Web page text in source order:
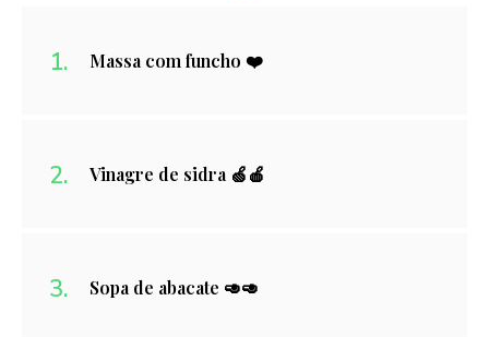
Massa com funcho ❤️
Vinagre de sidra 🍏🍎
Sopa de abacate 🥑🥑